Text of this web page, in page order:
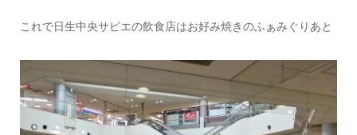
これで日生中央サピエの飲食店はお好み焼きのふぁみぐりあと